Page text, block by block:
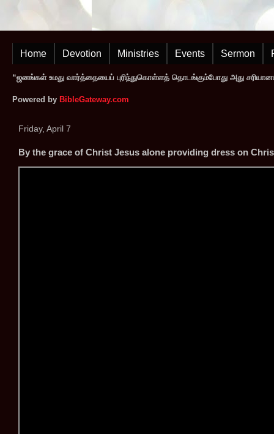
Home Devotion Ministries Events Sermon
“ஜனங்கள் உமது வார்த்தையைப் புரிந்துகொள்ளத் தொடங்கும்போது அது
Powered by BibleGateway.com
Friday, April 7
By the grace of Christ Jesus alone providing dress on